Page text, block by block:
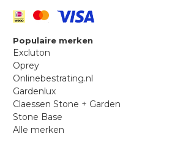
Populaire merken
Excluton
Oprey
Onlinebestrating.nl
Gardenlux
Claessen Stone + Garden
Stone Base
Alle merken